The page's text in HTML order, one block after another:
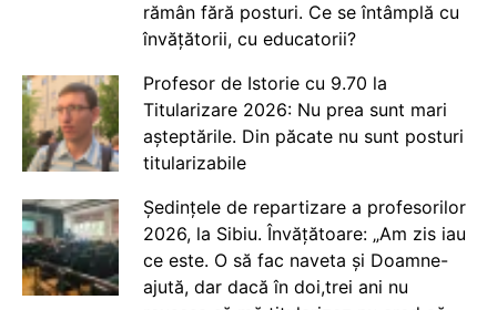
rămân fără posturi. Ce se întâmplă cu
învățătorii, cu educatorii?
Profesor de Istorie cu 9.70 la
Titularizare 2026: Nu prea sunt mari
așteptările. Din păcate nu sunt posturi
titularizabile
Ședințele de repartizare a profesorilor
2026, la Sibiu. Învățătoare: „Am zis iau
ce este. O să fac naveta și Doamne-
ajută, dar dacă în doi,trei ani nu